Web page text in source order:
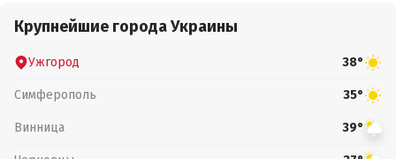
Крупнейшие города Украины
Ужгород 38°
Симферополь 35°
Винница 39°